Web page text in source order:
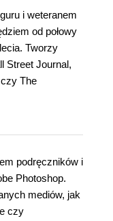
i weteranem
od połowy
Tworzy
Street Journal,
The
podręczników i
Photoshop.
mediów, jak
czy